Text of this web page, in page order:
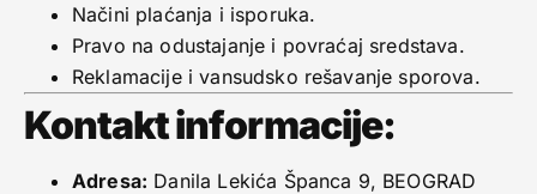
Načini plaćanja i isporuka.
Pravo na odustajanje i povraćaj sredstava.
Reklamacije i vansudsko rešavanje sporova.
Kontakt informacije:
Adresa: Danila Lekića Španca 9, BEOGRAD